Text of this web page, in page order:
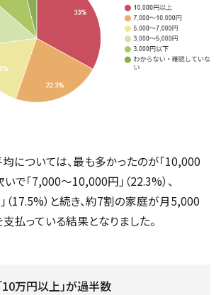
については、最も多かったのが「10,000
で「7,000～10,000円」（22.3%）、
（17.5%）と続き、約7割の家庭が月5,000
払っている結果となりました。
万円以上」が過半数